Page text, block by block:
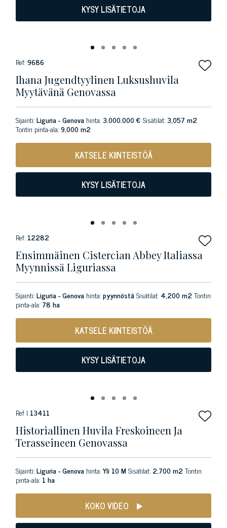
KYSY LISÄTIETOJA
Ref:9686
Ihana Jugendtyylinen Luksushuvila
Myytävänä Genovassa
Sijainti:Liguria - Genova hinta:3.000.000 € Sisätilat:3,057 m2
Tontin pinta-ala:9,000 m2
KATSELE KIINTEISTÖÄ
KYSY LISÄTIETOJA
Ref: 12282
Ensimmäinen Cistercian Abbey Italiassa
Myynnissä Liguriassa
Sijainti:Liguria - Genova hinta:pyynnöstäSisätilat: 4,200 m2Tontin
pinta-ala: 78 ha
KATSELE KIINTEISTÖÄ
KYSY LISÄTIETOJA
Ref | 13411
Historiallinen Huvila Freskoineen Ja
Terasseineen Genovassa
Sijainti:Liguria - Genova hinta:Yli 10 MSisätilat: 2,700 m2Tontin
pinta-ala: 1 ha
KOKO VIDEO